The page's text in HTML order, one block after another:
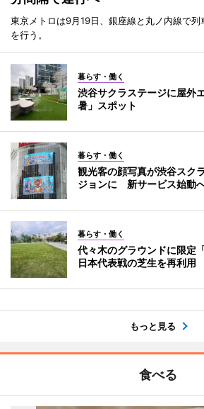
東京メトロは9月19日、銀座線と丸ノ内線で
を行う。
暮らす・働く
渋谷サクラステージに屋外
暑」スポット
暮らす・働く
観光客の顔写真が渋谷スク
ジョンに 新サービス始動
暮らす・働く
代々木のグラウンドに限
日本代表戦の芝生を再利用
もっと見る
食べる